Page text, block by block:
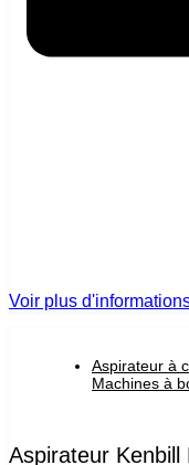
Voir plus
Aspirateur à
Machines à
Aspirateur Kenbill